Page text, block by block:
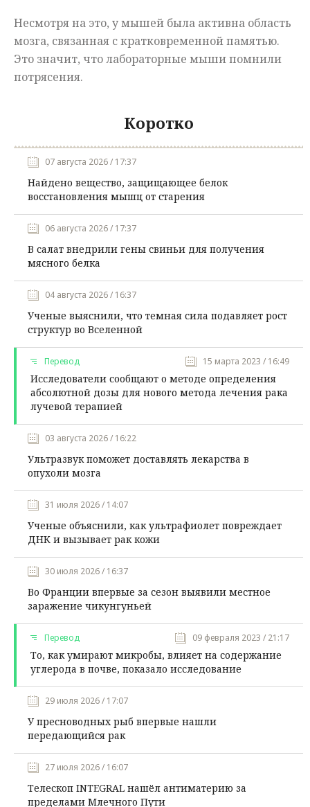
Несмотря на это, у мышей была активна область
мозга, связанная с кратковременной памятью.
Это значит, что лабораторные мыши помнили
потрясения.
Коротко
07 августа 2026 / 17:37
Найдено вещество, защищающее белок
восстановления мышц от старения
06 августа 2026 / 17:37
В салат внедрили гены свиньи для получения
мясного белка
04 августа 2026 / 16:37
Ученые выяснили, что темная сила подавляет рост
структур во Вселенной
Перевод 15 марта 2023 / 16:49
Исследователи сообщают о методе определения
абсолютной дозы для нового метода лечения рака
лучевой терапией
03 августа 2026 / 16:22
Ультразвук поможет доставлять лекарства в
опухоли мозга
31 июля 2026 / 14:07
Ученые объяснили, как ультрафиолет повреждает
ДНК и вызывает рак кожи
30 июля 2026 / 16:37
Во Франции впервые за сезон выявили местное
заражение чикунгуньей
Перевод 09 февраля 2023 / 21:17
То, как умирают микробы, влияет на содержание
углерода в почве, показало исследование
29 июля 2026 / 17:07
У пресноводных рыб впервые нашли
передающийся рак
27 июля 2026 / 16:07
Телескоп INTEGRAL нашёл антиматерию за
пределами Млечного Пути